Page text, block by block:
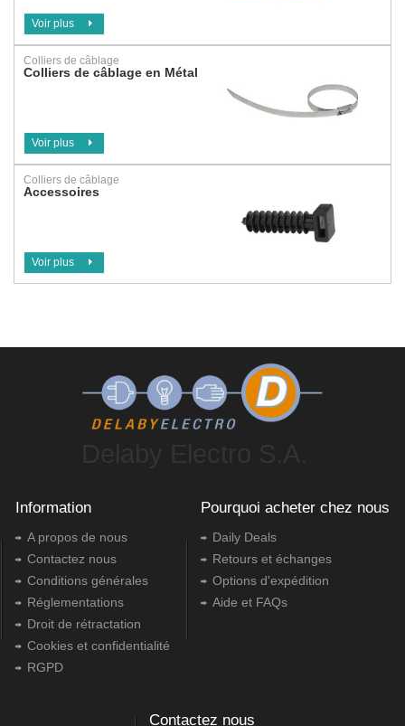
Voir plus
Colliers de câblage
Colliers de câblage en Métal
Voir plus
Colliers de câblage
Accessoires
Voir plus
Information
A propos de nous
Contactez nous
Conditions générales
Réglementations
Droit de rétractation
Cookies et confidentialité
RGPD
Pourquoi acheter chez nous
Daily Deals
Retours et échanges
Options d'expédition
Aide et FAQs
Contactez nous